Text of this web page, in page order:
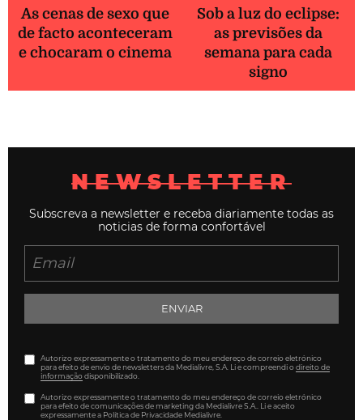
As cenas de sexo que
de facto aconteceram
e chocaram o cinema
Sob a luz do eclipse:
as previsões da
semana para cada
signo
NEWSLETTER
Subscreva a newsletter e receba diariamente todas as
noticias de forma confortável
ENVIAR
Autorizo expressamente o tratamento do meu endereço de correio eletrónico
para efeito de envio de newsletters da Medialivre, S.A. Li e compreendi odireito de
informaçãodisponibilizado.
Autorizo expressamente o tratamento do meu endereço de correio eletrónico
para efeito de comunicações de marketing da Medialivre S.A.. Li e aceito
expressamente a Política de Privacidade Medialivre.